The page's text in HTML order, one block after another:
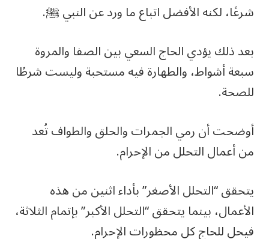
شرعًا، لكنه الأفضل اتباع ما ورد عن النبي ﷺ.
بعد ذلك يؤدي الحاج السعي بين الصفا والمروة
سبعة أشواط، والطهارة فيه مستحبة وليست شرطًا
للصحة.
أوضحت أن رمي الجمرات والحلق والطواف تُعد
من أعمال التحلل من الإحرام.
يتحقق “التحلل الأصغر” بأداء اثنين من هذه
الأعمال، بينما يتحقق “التحلل الأكبر” بإتمام الثلاثة،
فيحل للحاج كل محظورات الإحرام.